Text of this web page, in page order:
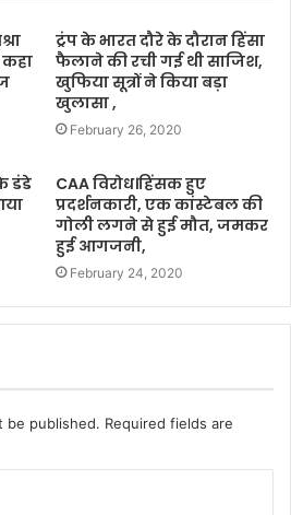
कहा
ट्रंप के भारत दौरे के दौरान हिंसा
फैलाने की रची गई थी साजिश,
खुफिया सूत्रों ने किया बड़ा
खुलासा ,
February 26, 2020
डंडे
CAA विरोध।हिंसक हुए
प्रदर्शनकारी, एक कांस्टेबल की
गोली लगने से हुई मौत, जमकर
हुई आगजनी,
February 24, 2020
be published. Required fields are